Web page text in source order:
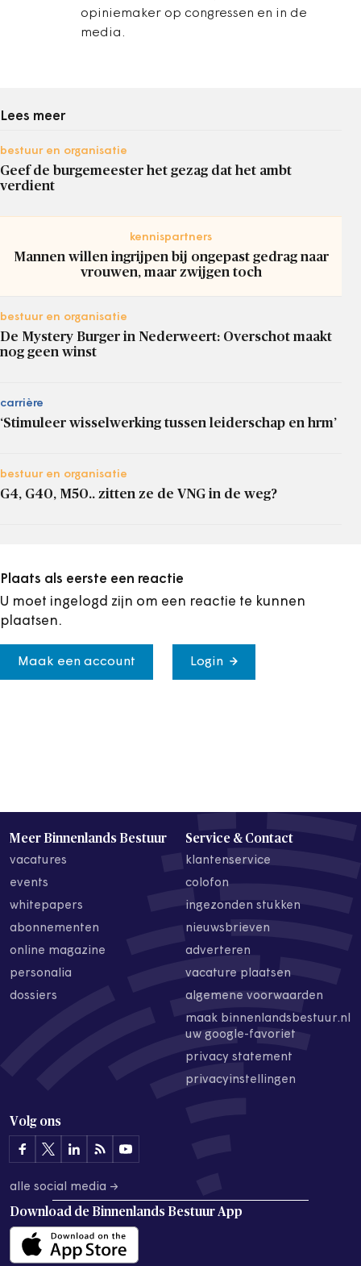
opiniemaker op congressen en in de
media.
Lees meer
bestuur en organisatie
Geef de burgemeester het gezag dat het ambt
verdient
kennispartners
Mannen willen ingrijpen bij ongepast gedrag naar
vrouwen, maar zwijgen toch
bestuur en organisatie
De Mystery Burger in Nederweert: Overschot maakt
nog geen winst
carrière
‘Stimuleer wisselwerking tussen leiderschap en hrm’
bestuur en organisatie
G4, G40, M50.. zitten ze de VNG in de weg?
Plaats als eerste een reactie
U moet ingelogd zijn om een reactie te kunnen
plaatsen.
Maak een account Login
Meer Binnenlands Bestuur
vacatures
events
whitepapers
abonnementen
online magazine
personalia
dossiers
Service & Contact
klantenservice
colofon
ingezonden stukken
nieuwsbrieven
adverteren
vacature plaatsen
algemene voorwaarden
maak binnenlandsbestuur.nl
uw google-favoriet
privacy statement
privacyinstellingen
Volg ons
alle social media →
Download de Binnenlands Bestuur App